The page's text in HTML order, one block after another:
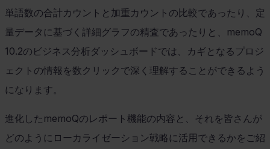
単語数の合計カウントと加重カウントの比較であったり、定
量データに基づく詳細グラフの精査であったりと、 memoQ
10.2のビジネス分析ダッシュボードでは、カギとなるプロジ
ェクトの情報を数クリックで深く理解することができるよう
になります。
進化した memoQのレポート機能の内容と、それを皆さんが
どのようにローカライゼーション戦略に活用できるかをご紹